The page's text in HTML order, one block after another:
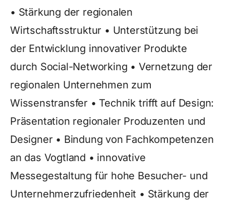
• Stärkung der regionalen
Wirtschaftsstruktur • Unterstützung bei
der Entwicklung innovativer Produkte
durch Social-Networking • Vernetzung der
regionalen Unternehmen zum
Wissenstransfer • Technik trifft auf Design:
Präsentation regionaler Produzenten und
Designer • Bindung von Fachkompetenzen
an das Vogtland • innovative
Messegestaltung für hohe Besucher- und
Unternehmerzufriedenheit • Stärkung der